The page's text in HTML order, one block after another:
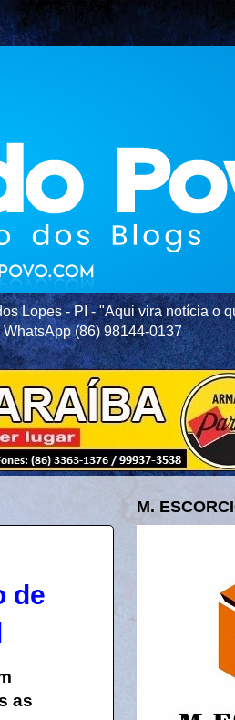
Lopes - PI - "Aqui vira notícia o
(86) 98144-0137
de
as
M.